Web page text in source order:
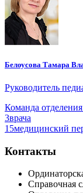
Белоусова Тамара
Руководитель
Команда
3врача
15медицинский
Контакты
Справочная